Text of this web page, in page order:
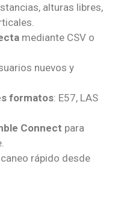
alturas libres,
mediante CSV o
nuevos y
formatos: E57, LAS
Connect para
rápido desde